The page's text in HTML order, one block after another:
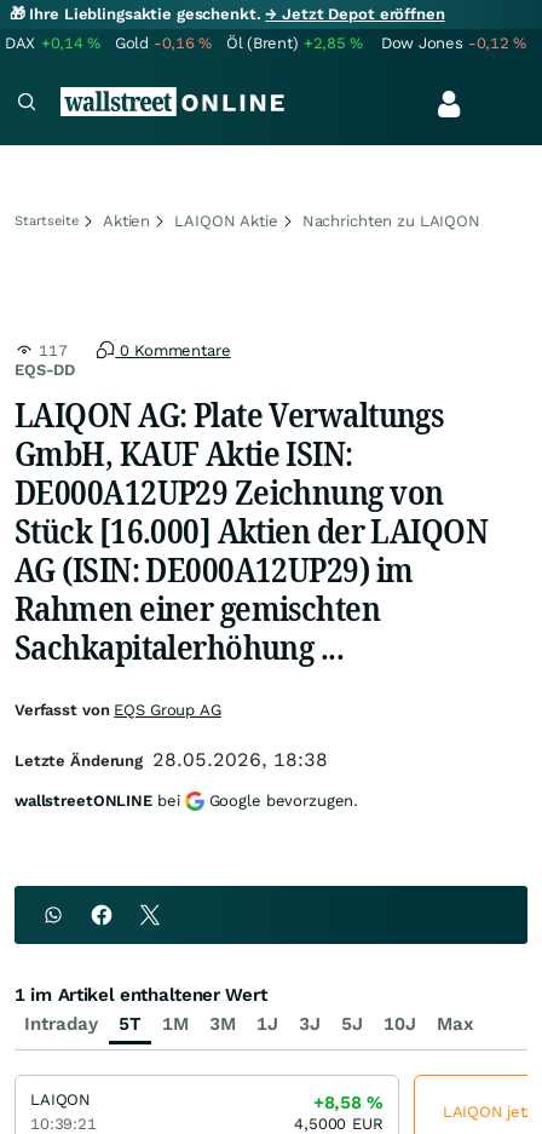
🎁 Ihre Lieblingsaktie geschenkt.→ Jetzt Depot eröffnen
DAX +0,14% Gold -0,16% Öl (Brent) +2,85% Dow Jones -0,12%
Startseite Aktien LAIQON Aktie Nachrichten zu LAIQON
EQS-DD
117 0 Kommentare
LAIQON AG: Plate Verwaltungs
GmbH, KAUF Aktie ISIN:
DE000A12UP29 Zeichnung von
Stück [16.000] Aktien der LAIQON
AG (ISIN: DE000A12UP29) im
Rahmen einer gemischten
Sachkapitalerhöhung ...
Verfasst von EQS Group AG
Letzte Änderung 28.05.2026, 18:38
wallstreetONLINE bei Google bevorzugen.
Intraday 5T 1M 3M 1J 3J 5J 10J Max
1 im Artikel enthaltener Wert
LAIQON
10:39:21
+8,58%
4,5000 EUR
LAIQON